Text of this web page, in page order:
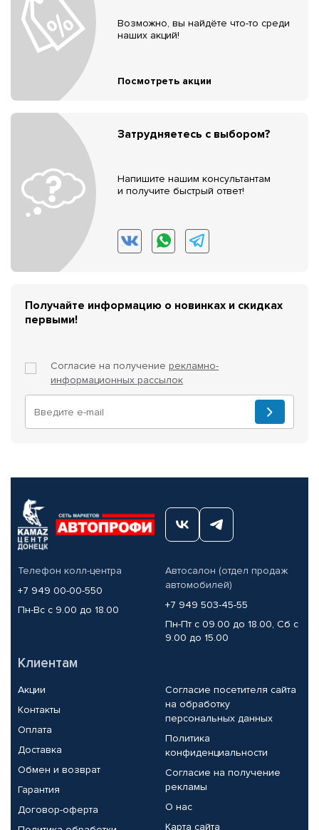
Возможно, вы найдёте что-то среди
наших акций!
Посмотреть акции
Затрудняетесь с выбором?
Напишите нашим консультантам
и получите быстрый ответ!
Получайте информацию о новинках и скидках
первыми!
Согласие на получение рекламно-
информационных рассылок
Телефон колл-центра
+7 949 00-00-550
Пн-Вс с 9.00 до 18.00
Автосалон (отдел продаж
автомобилей)
+7 949 503-45-55
Пн-Пт с 09.00 до 18.00, Сб с
9.00 до 15.00
Клиентам
Акции
Контакты
Оплата
Доставка
Обмен и возврат
Гарантия
Договор-оферта
Согласие посетителя сайта
на обработку
персональных данных
Политика
конфиденциальности
Согласие на получение
рекламы
О нас
Карта сайта